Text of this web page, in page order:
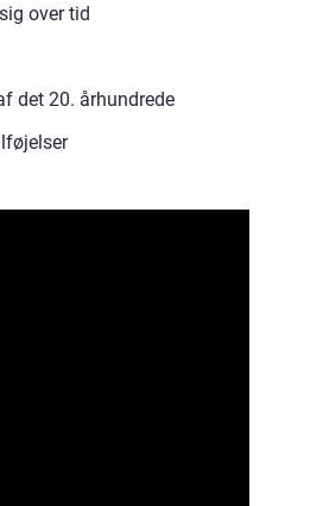
over tid
det 20. århundrede